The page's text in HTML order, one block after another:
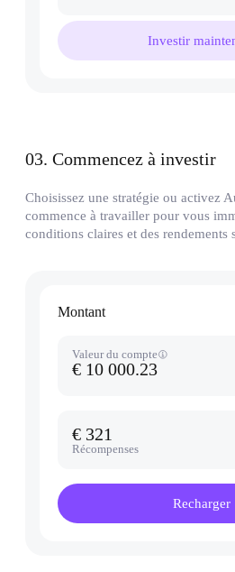
Investir
03. Commencez à investir
Choisissez une stratégie ou activez
commence à travailler pour vous
conditions claires et des rendements
Montant
Valeur du compte
€ 10 000.23
€ 321
Récompenses
Recharger